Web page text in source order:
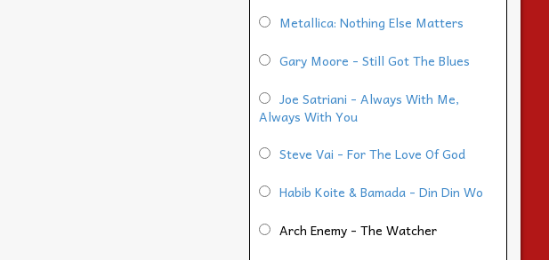
Metallica: Nothing Else Matters
Gary Moore - Still Got The Blues
Joe Satriani - Always With Me,
Always With You
Steve Vai - For The Love Of God
Habib Koite & Bamada - Din Din Wo
Arch Enemy - The Watcher